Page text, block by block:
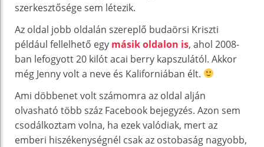
szerkesztősége sem létezik.
Az oldal jobb oldalán szereplő budaörsi Kriszti
például fellelhető egy másik oldalon is, ahol 2008-
ban lefogyott 20 kilót acai berry kapszulától. Akkor
még Jenny volt a neve és Kaliforniában élt.
Ami döbbenet volt számomra az oldal alján
olvasható több száz Facebook bejegyzés. Azon sem
csodálkoztam volna, ha ezek valódiak, mert az
emberi hiszékenységnél csak az ostobaság nagyobb,